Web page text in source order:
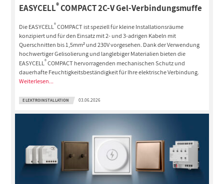
EASYCELL®COMPACT 2C-V Gel-Verbindungsmuffe
Die EASYCELL®COMPACT ist speziell für kleine Installationsräume
konzipiert und für den Einsatz mit 2- und 3-adrigen Kabeln mit
Querschnitten bis 1,5mm² und 230V vorgesehen. Dank der Verwendung
hochwertiger Gelisolierung und langlebiger Materialien bieten die
EASYCELL®COMPACT hervorragenden mechanischen Schutz und
dauerhafte Feuchtigkeitsbeständigkeit für Ihre elektrische Verbindung.
Weiterlesen...
ELEKTROINSTALLATION 03.06.2026